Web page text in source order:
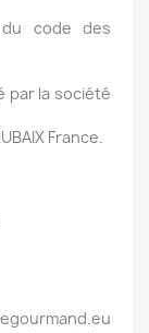
code des
par la société
France.